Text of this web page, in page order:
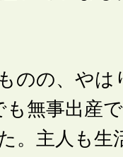
のの、やは
無事出産
。主人も生